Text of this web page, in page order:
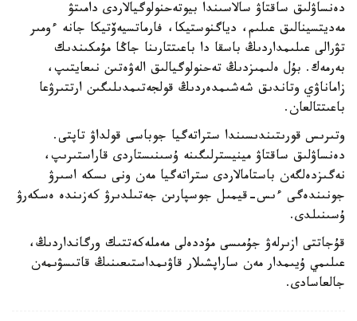
دەنساۋلىق ساقتاۋ سالاسىندا بيوتەحنولوگيالاردى دامىتۋ
مەديتسينالىق عىلىم، دياگنوستيكا، فارماتسيەۆتيكا جانە ءومىر
تۋرالى عىلىمداردىڭ باسقا دا باعىتتارىنا جاڭا مۇمكىندىك
بەرمەك. بۇل ەلىمىزدىڭ تەحنولوگيالىق الەۋەتىن نىعايتىپ،
زاماناۋي وتاندىق شەشىمدەردىڭ قولجەتىمدىلىگىن ارتتىرۋعا
باعىتتالعان.
وتىرىس قورىتىندىسىندا ستراتەگيا جوباسى قولداۋ تاپتى.
دەنساۋلىق ساقتاۋ مينيسترلىگىنە ۇسىنىستاردى قاراستىرىپ،
نەگىزدەلگەن باستامالاردى ستراتەگيا مەن ونى ىسكە اسىرۋ
جونىندەگى ءىس-قيمىل جوسپارىن جەتىلدىرۋ كەزىندە ەسكەرۋ
ۇسىنىلدى.
قۇجاتتى ازىرلەۋ جۇمىسى مۇددەلى مەملەكەتتىك ورگانداردىڭ،
عىلىمي ۇيىمدار مەن ساراپشىلار قاۋىمداستىعىنىڭ قاتىسۋىمەن
جالعاسادى.